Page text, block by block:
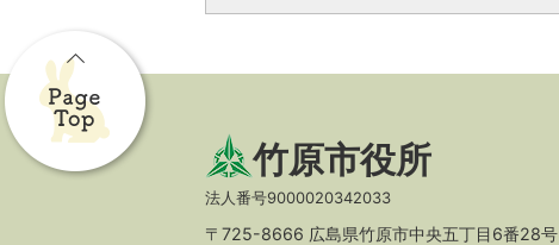
竹原市役所
法人番号9000020342033
〒725-8666 広島県竹原市中央五丁目6番28号